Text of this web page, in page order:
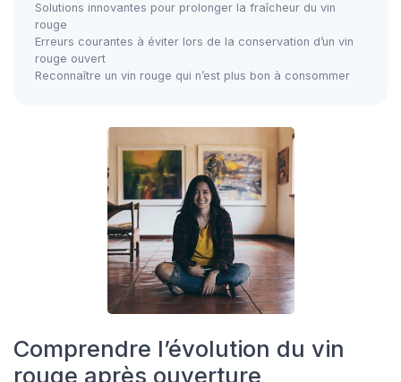
Solutions innovantes pour prolonger la fraîcheur du vin
rouge
Erreurs courantes à éviter lors de la conservation d’un vin
rouge ouvert
Reconnaître un vin rouge qui n’est plus bon à consommer
Comprendre l’évolution du vin
rouge après ouverture